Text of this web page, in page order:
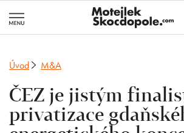
Úvod M&A
ČEZ je jistým
privatizace